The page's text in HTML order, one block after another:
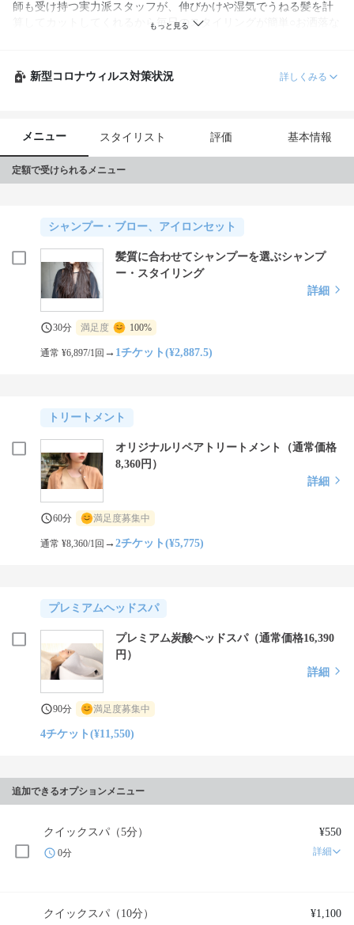
師も受け持つ実力派スタッフが、伸びかけや湿気でうねる髪を計
算してカットしてくれるから毎日のスタイリングが簡単○お洒落な
新型コロナウィルス対策状況 詳しくみる
メニュー スタイリスト 評価 基本情報
定額で受けられるメニュー
シャンプー・ブロー、アイロンセット
髪質に合わせてシャンプーを選ぶシャンプ
ー・スタイリング
詳細
30分 満足度 100%
通常 ¥6,897/1回 → 1チケット(¥2,887.5)
トリートメント
オリジナルリペアトリートメント（通常価格
8,360円）
詳細
60分 満足度募集中
通常 ¥8,360/1回 →2チケット(¥5,775)
プレミアムヘッドスパ
プレミアム炭酸ヘッドスパ（通常価格16,390
円）
詳細
90分 満足度募集中
4チケット(¥11,550)
追加できるオプションメニュー
クイックスパ（5分） ¥550
0分 詳細
クイックスパ（10分） ¥1,100